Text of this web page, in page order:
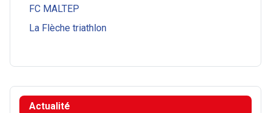
Actualité
FC MALTEP
La Flèche triathlon